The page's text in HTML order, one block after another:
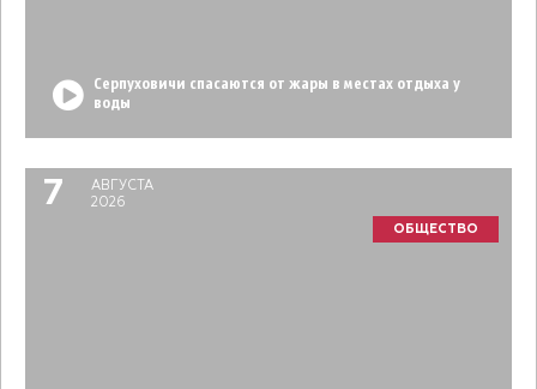
Серпуховичи спасаются от жары в местах отдыха у
воды
7
АВГУСТА
2026
ОБЩЕСТВО